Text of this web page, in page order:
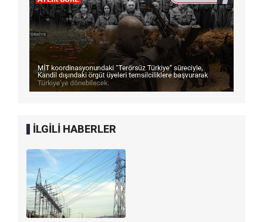
İLGİLİ HABERLER